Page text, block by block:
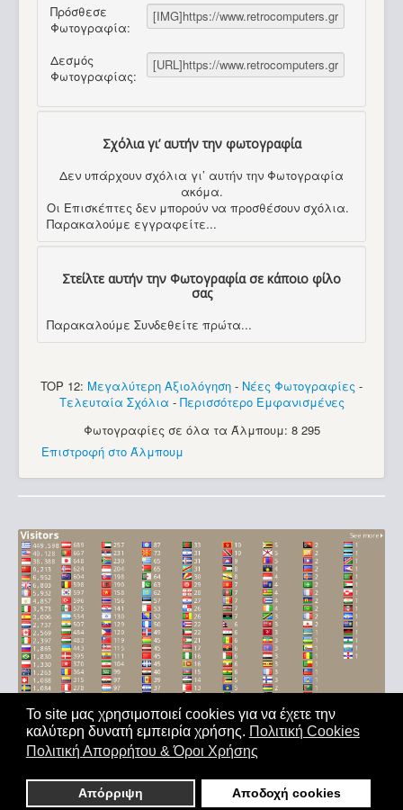
Το site μας χρησιμοποιεί cookies για να έχετε την
καλύτερη δυνατή εμπειρία χρήσης. Πολιτική Cookies
Πολιτική Απορρήτου & Όροι Χρήσης
Απόρριψη Αποδοχή cookies
Πρόσθεσε
Φωτογραφία:
Δεσμός
Φωτογραφίας:
Σχόλια γι’ αυτήν την φωτογραφία
Δεν υπάρχουν σχόλια γι’ αυτήν την Φωτογραφία
ακόμα.
Οι Επισκέπτες δεν μπορούν να προσθέσουν σχόλια.
Παρακαλούμε εγγραφείτε...
Στείλτε αυτήν την Φωτογραφία σε κάποιο φίλο
σας
Παρακαλούμε Συνδεθείτε πρώτα...
TOP 12: Μεγαλύτερη Αξιολόγηση - Νέες Φωτογραφίες -
Τελευταία Σχόλια - Περισσότερο Εμφανισμένες
Φωτογραφίες σε όλα τα Άλμπουμ: 8 295
Επιστροφή στο Άλμπουμ
Αρχική|'Οροι Χρήσης|Επικοινωνία
παντός δικαιώματος